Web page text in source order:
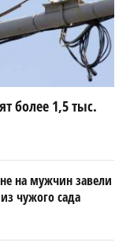
более 1,5 тыс.
на мужчин завели
чужого сада